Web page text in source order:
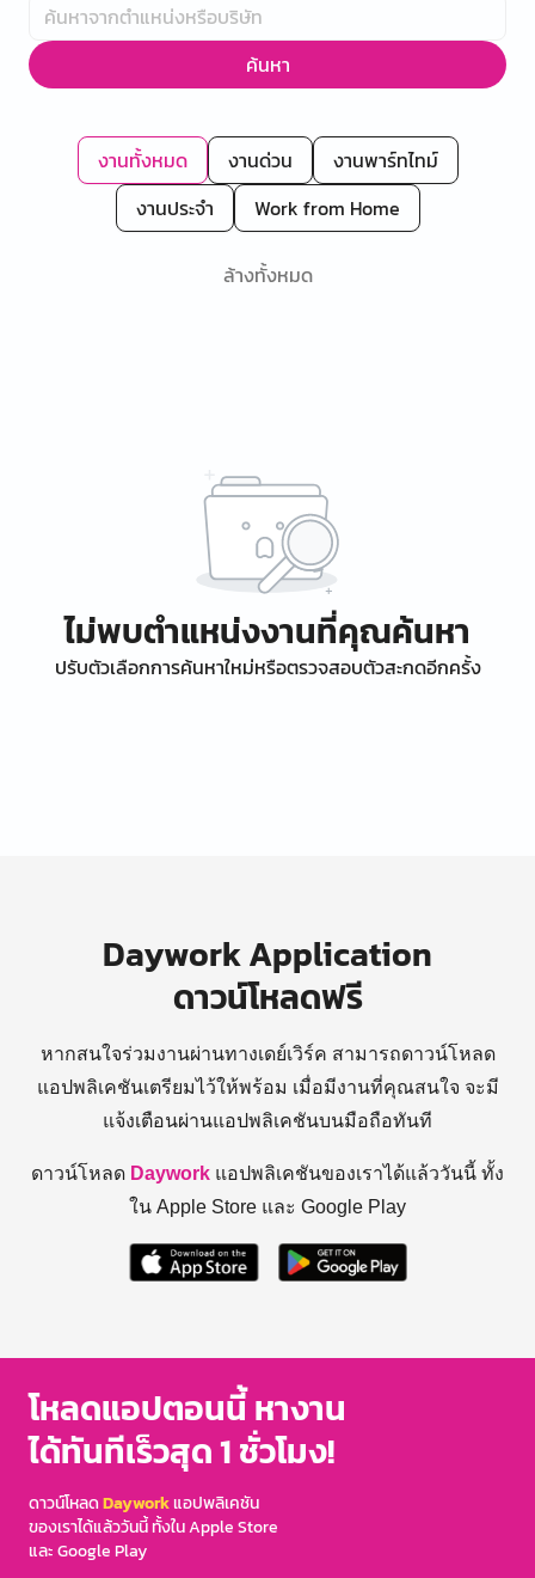
ค้นหา
งานทั้งหมด งานด่วน
งานพาร์ทไทม์
งานประจำ
Work from Home
ล้างทั้งหมด
ไม่พบตำแหน่งงานที่คุณค้นหา
ปรับตัวเลือกการค้นหาใหม่หรือตรวจสอบตัวสะกดอีกครั้ง
Daywork Application
ดาวน์โหลดฟรี
หากสนใจร่วมงานผ่านทางเดย์เวิร์ค สามารถดาวน์โหลด
แอปพลิเคชันเตรียมไว้ให้พร้อม เมื่อมีงานที่คุณสนใจ จะมี
แจ้งเตือนผ่านแอปพลิเคชันบนมือถือทันที
ดาวน์โหลด Daywork แอปพลิเคชันของเราได้แล้ววันนี้ ทั้ง
ใน Apple Store และ Google Play
โหลดแอปตอนนี้ หางาน
ได้ทันทีเร็วสุด 1 ชั่วโมง!
ดาวน์โหลดDayworkแอปพลิเคชัน
ของเราได้แล้ววันนี้ ทั้งใน Apple Store
และ Google Play